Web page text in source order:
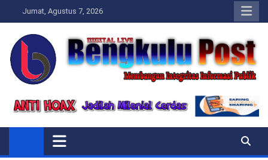
to
content
Jumat, Agustus 7, 2026
Bengkulupost.id